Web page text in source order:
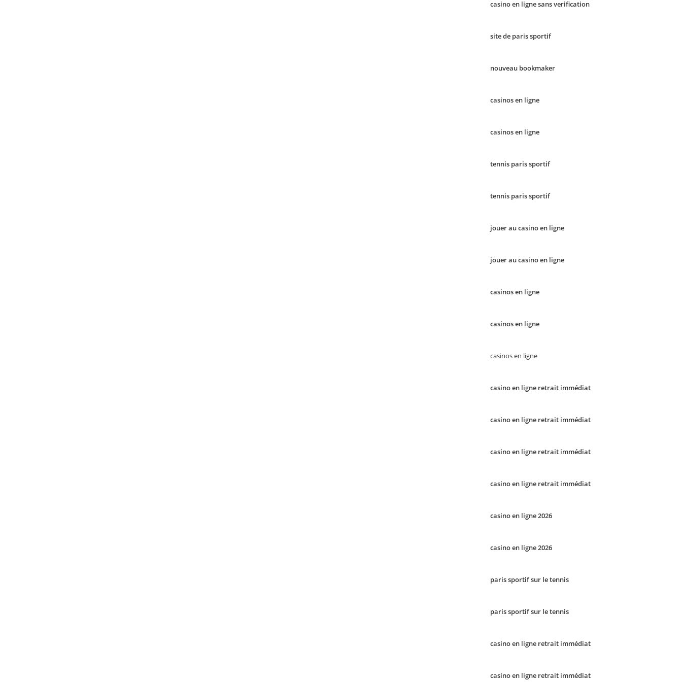
casino en ligne sans verification
site de paris sportif
nouveau bookmaker
casinos en ligne
casinos en ligne
tennis paris sportif
tennis paris sportif
jouer au casino en ligne
jouer au casino en ligne
casinos en ligne
casinos en ligne
casinos en ligne
casino en ligne retrait immédiat
casino en ligne retrait immédiat
casino en ligne retrait immédiat
casino en ligne retrait immédiat
casino en ligne 2026
casino en ligne 2026
paris sportif sur le tennis
paris sportif sur le tennis
casino en ligne retrait immédiat
casino en ligne retrait immédiat